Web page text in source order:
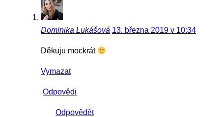
Dominika Lukášová 13. března 2019 v 10:34
Děkuju mockrát
Vymazat
Odpovědi
Odpovědět